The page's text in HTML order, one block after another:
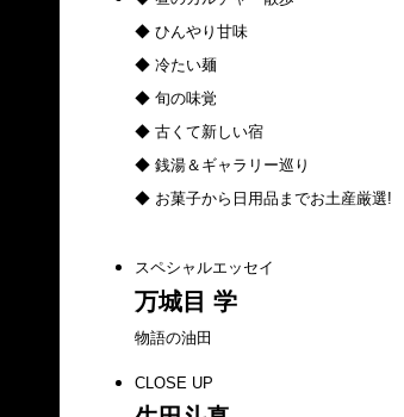
◆ ひんやり甘味
◆ 冷たい麺
◆ 旬の味覚
◆ 古くて新しい宿
◆ 銭湯＆ギャラリー巡り
◆ お菓子から日用品までお土産厳選!
スペシャルエッセイ
万城目 学
物語の油田
CLOSE UP